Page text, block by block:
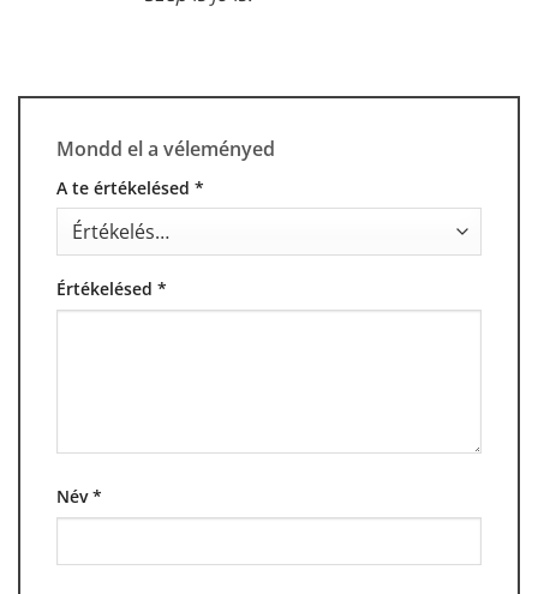
Mondd el a véleményed
A te értékelésed *
Értékelésed *
Név*